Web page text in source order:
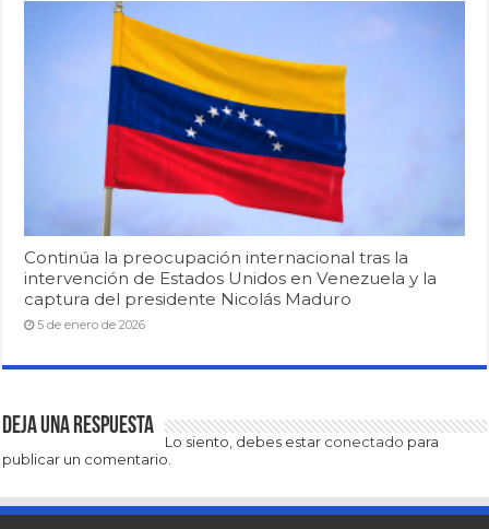
Continúa la preocupación internacional tras la
intervención de Estados Unidos en Venezuela y la
captura del presidente Nicolás Maduro
5 de enero de 2026
Deja una respuesta
Lo siento, debes estar conectado para
publicar un comentario.